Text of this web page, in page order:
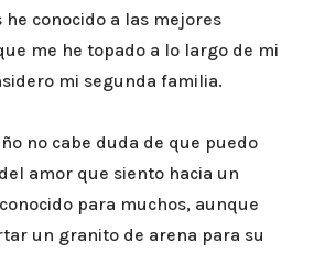
he conocido a las mejores
me he topado a lo largo de mi
mi segunda familia.
no cabe duda de que puedo
amor que siento hacia un
para muchos, aunque
un granito de arena para su